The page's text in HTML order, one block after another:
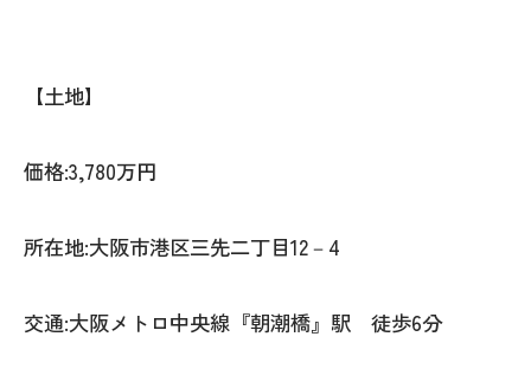
【土地】
価格:3,780万円
所在地:大阪市港区三先二丁目12－4
交通:大阪メトロ中央線『朝潮橋』駅 徒歩6分